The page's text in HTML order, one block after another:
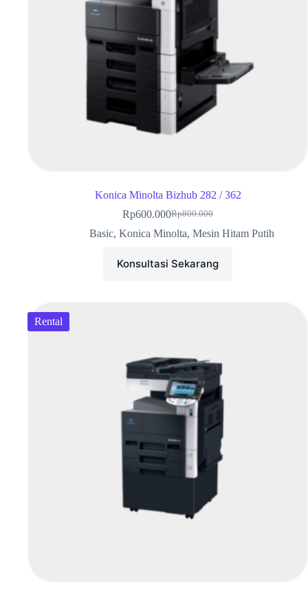
Konica Minolta Bizhub 282 / 362
Rp800.000
Rp600.000
Basic, Konica Minolta, Mesin Hitam Putih
Konsultasi Sekarang
Rental